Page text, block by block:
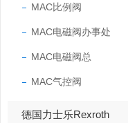
MAC比例阀
MAC电磁阀办事处
MAC电磁阀总
MAC气控阀
德国力士乐Rexroth